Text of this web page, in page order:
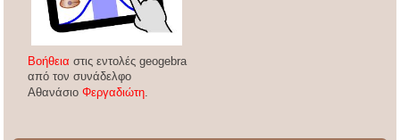
Βοήθειαστις εντολές geogebra
από τον συνάδελφο
ΑθανάσιοΦεργαδιώτη